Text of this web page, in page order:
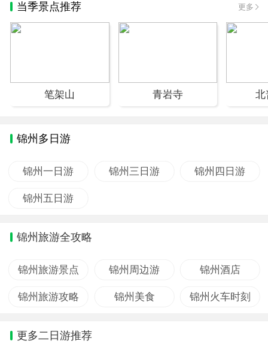
当季景点推荐 更多
笔架山 青岩寺 北
锦州多日游
锦州一日游 锦州三日游 锦州四日游
锦州五日游
锦州旅游全攻略
锦州旅游景点 锦州周边游 锦州酒店
锦州旅游攻略 锦州美食 锦州火车时刻
更多二日游推荐